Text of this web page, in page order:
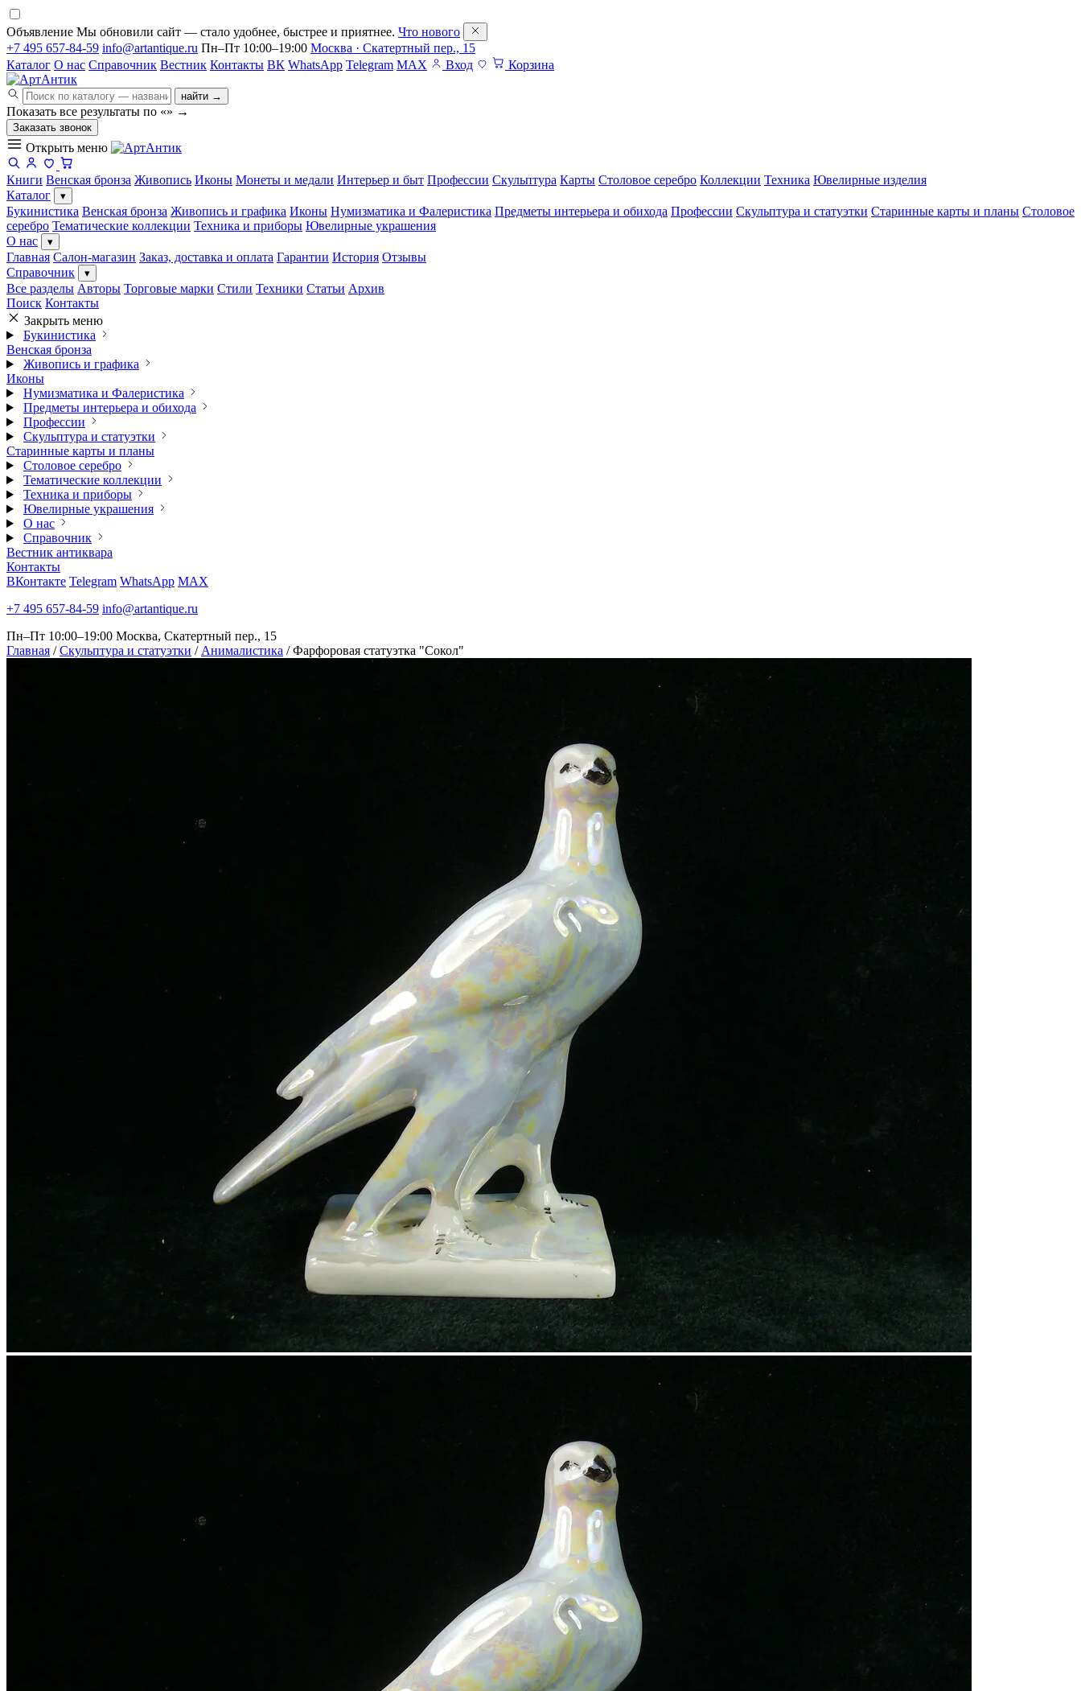
Объявление Мы обновили сайт — стало удобнее, быстрее и приятнее. Что нового
+7 495 657-84-59 info@artantique.ru Пн–Пт 10:00–19:00 Москва · Скатертный пер., 15
Каталог О нас Справочник Вестник Контакты ВК WhatsApp Telegram MAX Вход Корзина
найти →
Показать все результаты по «» →
Заказать звонок
Открыть меню
Книги Венская бронза Живопись Иконы Монеты и медали Интерьер и быт Профессии Скульптура Карты Столовое серебро Коллекции Техника Ювелирные изделия
Каталог
▾
Букинистика Венская бронза Живопись и графика Иконы Нумизматика и Фалеристика Предметы интерьера и обихода Профессии Скульптура и статуэтки Старинные карты и планы Столовое
серебро Тематические коллекции Техника и приборы Ювелирные украшения
О нас
▾
Главная Салон-магазин Заказ, доставка и оплата Гарантии История Отзывы
Справочник
▾
Все разделы Авторы Торговые марки Стили Техники Статьи Архив
Поиск Контакты
Закрыть меню
Букинистика
Венская бронза
Живопись и графика
Иконы
Нумизматика и Фалеристика
Предметы интерьера и обихода
Профессии
Скульптура и статуэтки
Старинные карты и планы
Столовое серебро
Тематические коллекции
Техника и приборы
Ювелирные украшения
О нас
Справочник
Вестник антиквара
Контакты
ВКонтакте Telegram WhatsApp MAX
+7 495 657-84-59 info@artantique.ru
Пн–Пт 10:00–19:00 Москва, Скатертный пер., 15
Главная / Скульптура и статуэтки / Анималистика / Фарфоровая статуэтка "Сокол"